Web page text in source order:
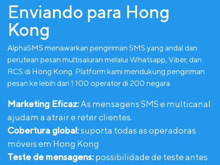
Enviando para Hong
Kong
AlphaSMS menawarkan pengiriman SMS yang andal dan
perutean pesan multisaluran melalui Whatsapp, Viber, dan
RCS di Hong Kong. Platform kami mendukung pengiriman
pesan ke lebih dari 1.100 operator di 200 negara
Marketing Eficaz:As mensagens SMS e multicanal
ajudam a atrair e reter clientes.
Cobertura global:suporta todas as operadoras
móveis em Hong Kong
Teste de mensagens:possibilidade de teste antes